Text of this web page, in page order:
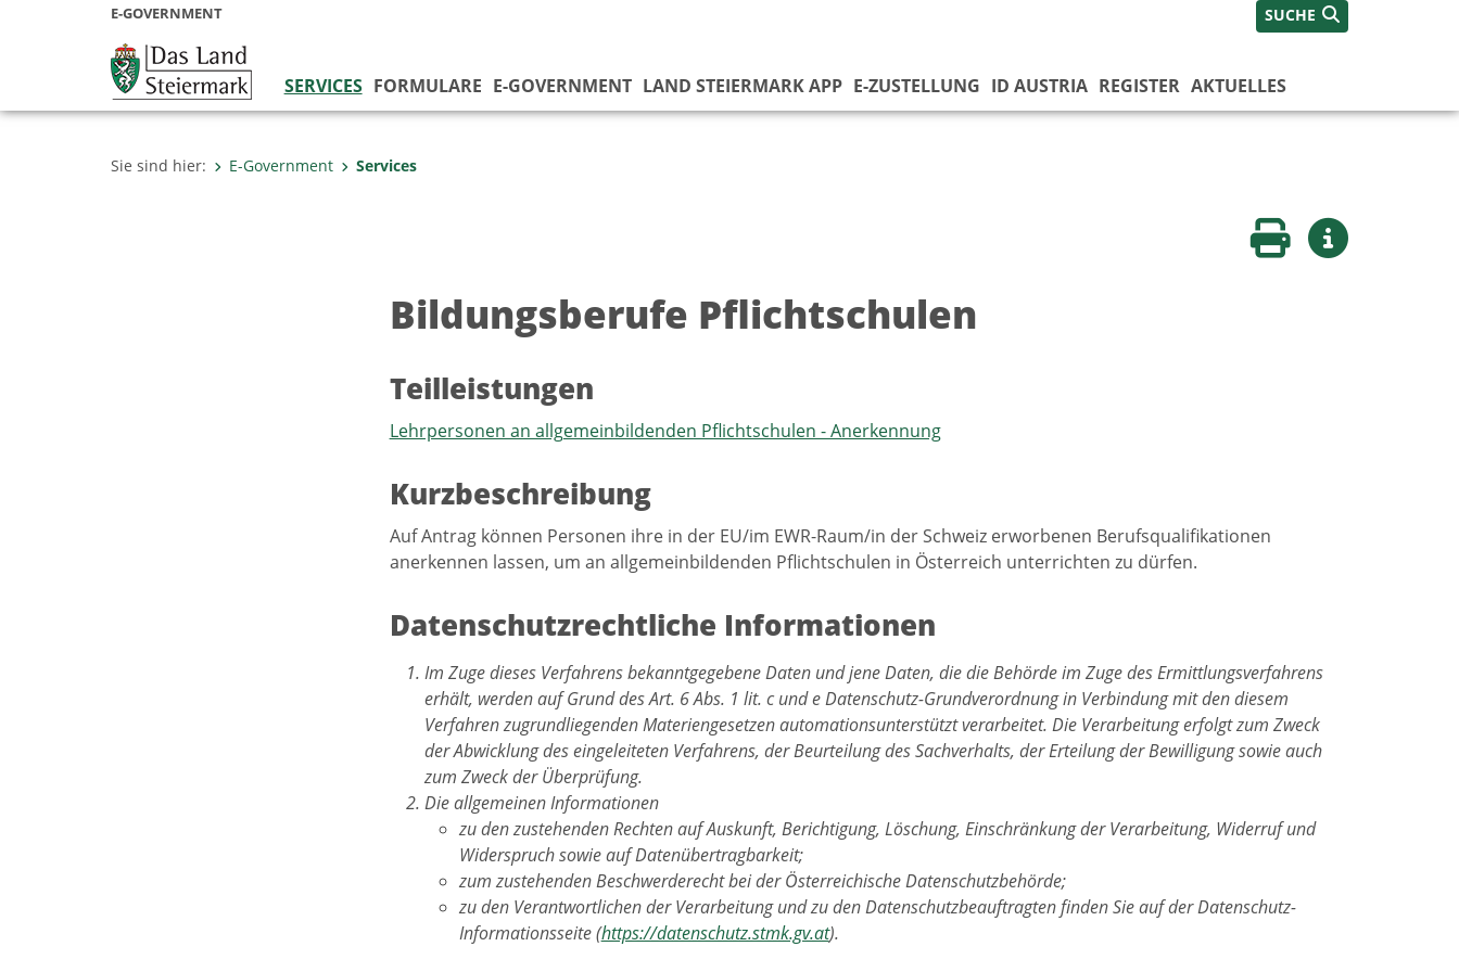
E-GOVERNMENT SUCHE
SERVICES FORMULARE E-GOVERNMENT LAND STEIERMARK APP E-ZUSTELLUNG ID AUSTRIA REGISTER AKTUELLES
Sie sind hier: E-Government Services
Seite druckenWeitere Infos
Bildungsberufe Pflichtschulen
Teilleistungen
Lehrpersonen an allgemeinbildenden Pflichtschulen - Anerkennung
Kurzbeschreibung
Auf Antrag können Personen ihre in der EU/im EWR-Raum/in der Schweiz erworbenen Berufsqualifikationen
anerkennen lassen, um an allgemeinbildenden Pflichtschulen in Österreich unterrichten zu dürfen.
Datenschutzrechtliche Informationen
Im Zuge dieses Verfahrens bekanntgegebene Daten und jene Daten, die die Behörde im Zuge des Ermittlungsverfahrens
erhält, werden auf Grund des Art. 6 Abs. 1 lit. c und e Datenschutz-Grundverordnung in Verbindung mit den diesem
Verfahren zugrundliegenden Materiengesetzen automationsunterstützt verarbeitet. Die Verarbeitung erfolgt zum Zweck
der Abwicklung des eingeleiteten Verfahrens, der Beurteilung des Sachverhalts, der Erteilung der Bewilligung sowie auch
zum Zweck der Überprüfung.
Die allgemeinen Informationen
zu den zustehenden Rechten auf Auskunft, Berichtigung, Löschung, Einschränkung der Verarbeitung, Widerruf und
Widerspruch sowie auf Datenübertragbarkeit;
zum zustehenden Beschwerderecht bei der Österreichische Datenschutzbehörde;
zu den Verantwortlichen der Verarbeitung und zu den Datenschutzbeauftragten finden Sie auf der Datenschutz-
Informationsseite (https://datenschutz.stmk.gv.at).